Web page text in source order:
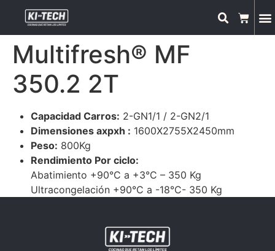
Multifresh® MF
350.2 2T
Capacidad Carros: 2-GN1/1 / 2-GN2/1
Dimensiones axpxh : 1600X2755X2450mm
Peso: 800Kg
Rendimiento Por ciclo:
Abatimiento +90°C a +3°C – 350 Kg
Ultracongelación +90°C a -18°C- 350 Kg